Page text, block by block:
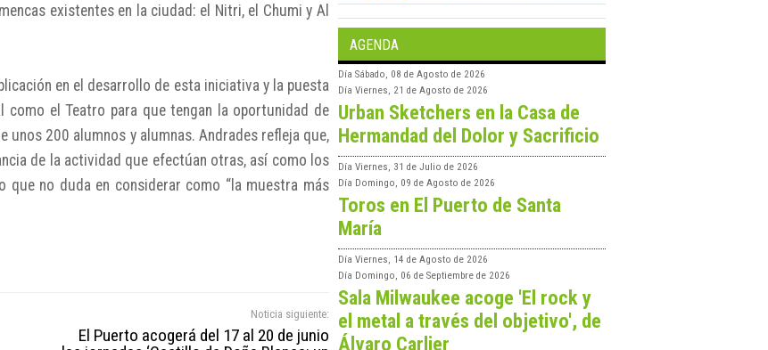
existentes en la ciudad: el Nitri, el Chumi y Al
en el desarrollo de esta iniciativa y la puesta
como el Teatro para que tengan la oportunidad de
unos 200 alumnos y alumnas. Andrades refleja que,
de la actividad que efectúan otras, así como los
que no duda en considerar como “la muestra más
Noticia siguiente:
El Puerto acogerá del 17 al 20 de junio
AGENDA
Día Sábado, 08 de Agosto de 2026
Día Viernes, 21 de Agosto de 2026
Urban Sketchers en la Casa de
Hermandad del Dolor y Sacrificio
Día Viernes, 31 de Julio de 2026
Día Domingo, 09 de Agosto de 2026
Toros en El Puerto de Santa
María
Día Viernes, 14 de Agosto de 2026
Día Domingo, 06 de Septiembre de 2026
Sala Milwaukee acoge 'El rock y
el metal a través del objetivo', de
Álvaro Carlier